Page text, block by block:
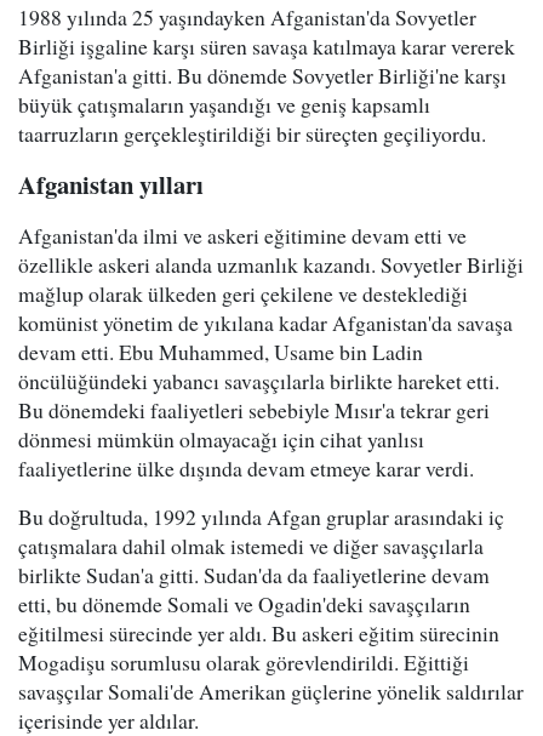
1988 yılında 25 yaşındayken Afganistan'da Sovyetler
Birliği işgaline karşı süren savaşa katılmaya karar vererek
Afganistan'a gitti. Bu dönemde Sovyetler Birliği'ne karşı
büyük çatışmaların yaşandığı ve geniş kapsamlı
taarruzların gerçekleştirildiği bir süreçten geçiliyordu.
Afganistan yılları
Afganistan'da ilmi ve askeri eğitimine devam etti ve
özellikle askeri alanda uzmanlık kazandı. Sovyetler Birliği
mağlup olarak ülkeden geri çekilene ve desteklediği
komünist yönetim de yıkılana kadar Afganistan'da savaşa
devam etti. Ebu Muhammed, Usame bin Ladin
öncülüğündeki yabancı savaşçılarla birlikte hareket etti.
Bu dönemdeki faaliyetleri sebebiyle Mısır'a tekrar geri
dönmesi mümkün olmayacağı için cihat yanlısı
faaliyetlerine ülke dışında devam etmeye karar verdi.
Bu doğrultuda, 1992 yılında Afgan gruplar arasındaki iç
çatışmalara dahil olmak istemedi ve diğer savaşçılarla
birlikte Sudan'a gitti. Sudan'da da faaliyetlerine devam
etti, bu dönemde Somali ve Ogadin'deki savaşçıların
eğitilmesi sürecinde yer aldı. Bu askeri eğitim sürecinin
Mogadişu sorumlusu olarak görevlendirildi. Eğittiği
savaşçılar Somali'de Amerikan güçlerine yönelik saldırılar
içerisinde yer aldılar.